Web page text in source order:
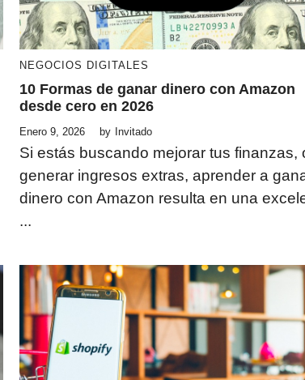
NEGOCIOS DIGITALES
10 Formas de ganar dinero con Amazon
desde cero en 2026
Enero 9, 2026 by Invitado
Si estás buscando mejorar tus finanzas,
generar ingresos extras, aprender a
dinero con Amazon resulta en una
...